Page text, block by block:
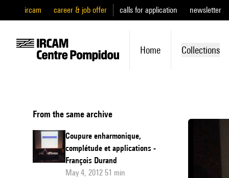
ircam career & job offer calls for application newsletter
Home Collections
From the same archive
Coupure enharmonique,
complétude et applications -
François Durand
May 4, 2012 51 min